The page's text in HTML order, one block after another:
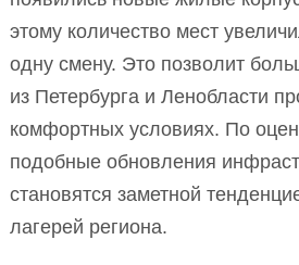
этому количество мест
одну смену. Это позволит
из Петербурга и Ленобласти
комфортных условиях. По
подобные обновления
становятся заметной
лагерей региона.